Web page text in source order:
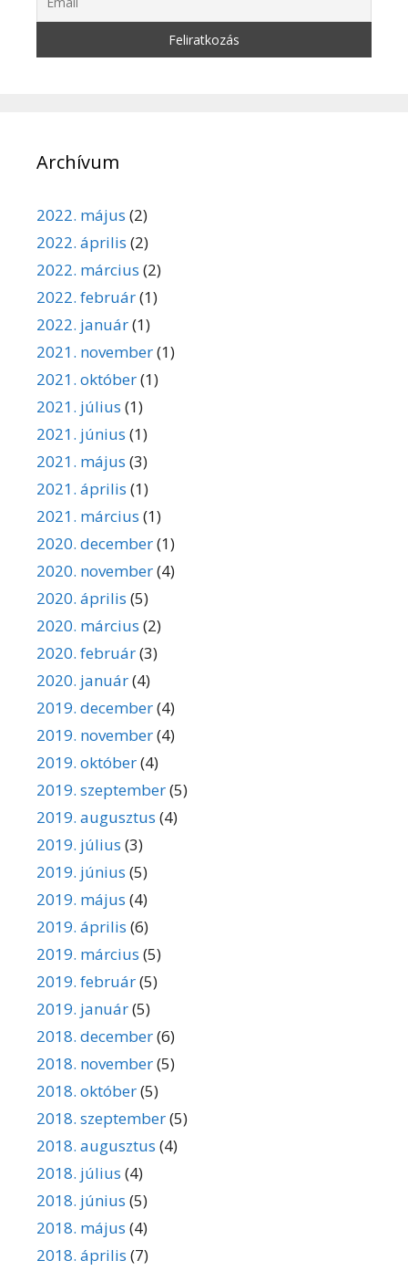
Archívum
2022. május (2)
2022. április (2)
2022. március (2)
2022. február(1)
2022. január(1)
2021. november(1)
2021. október(1)
2021. július (1)
2021. június (1)
2021. május (3)
2021. április (1)
2021. március (1)
2020. december(1)
2020. november(4)
2020. április (5)
2020. március (2)
2020. február(3)
2020. január(4)
2019. december(4)
2019. november(4)
2019. október(4)
2019. szeptember(5)
2019. augusztus (4)
2019. július (3)
2019. június (5)
2019. május (4)
2019. április (6)
2019. március (5)
2019. február(5)
2019. január(5)
2018. december(6)
2018. november(5)
2018. október(5)
2018. szeptember(5)
2018. augusztus (4)
2018. július (4)
2018. június (5)
2018. május (4)
2018. április (7)